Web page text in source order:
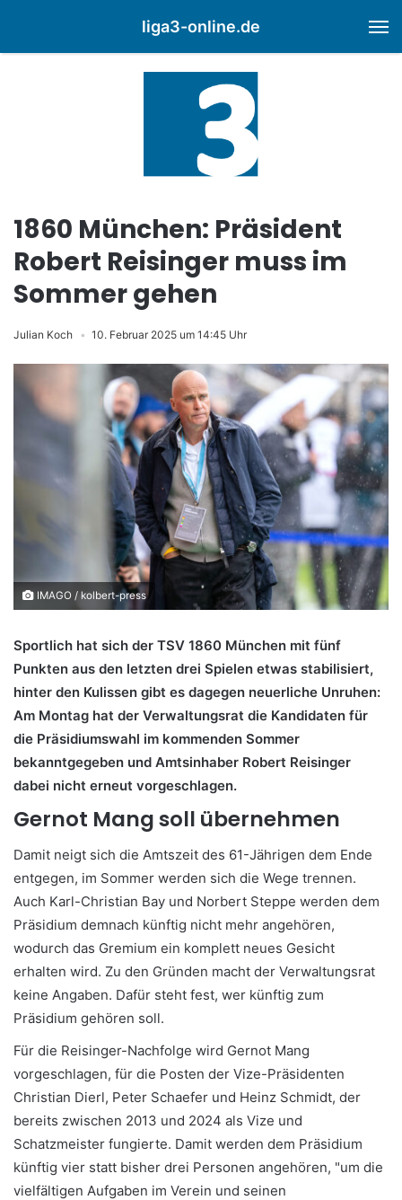
liga3-online.de
1860 München: Präsident
Robert Reisinger muss im
Sommer gehen
Julian Koch 10. Februar 2025 um 14:45 Uhr
IMAGO / kolbert-press
Sportlich hat sich der TSV 1860 München mit fünf
Punkten aus den letzten drei Spielen etwas stabilisiert,
hinter den Kulissen gibt es dagegen neuerliche Unruhen:
Am Montag hat der Verwaltungsrat die Kandidaten für
die Präsidiumswahl im kommenden Sommer
bekanntgegeben und Amtsinhaber Robert Reisinger
dabei nicht erneut vorgeschlagen.
Gernot Mang soll übernehmen
Damit neigt sich die Amtszeit des 61-Jährigen dem Ende
entgegen, im Sommer werden sich die Wege trennen.
Auch Karl-Christian Bay und Norbert Steppe werden dem
Präsidium demnach künftig nicht mehr angehören,
wodurch das Gremium ein komplett neues Gesicht
erhalten wird. Zu den Gründen macht der Verwaltungsrat
keine Angaben. Dafür steht fest, wer künftig zum
Präsidium gehören soll.
Für die Reisinger-Nachfolge wird Gernot Mang
vorgeschlagen, für die Posten der Vize-Präsidenten
Christian Dierl, Peter Schaefer und Heinz Schmidt, der
bereits zwischen 2013 und 2024 als Vize und
Schatzmeister fungierte. Damit werden dem Präsidium
künftig vier statt bisher drei Personen angehören, "um die
vielfältigen Aufgaben im Verein und seinen